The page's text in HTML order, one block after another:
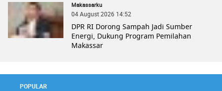
Makassarku
04 August 2026 14:52
DPR RI Dorong Sampah Jadi Sumber
Energi, Dukung Program Pemilahan
Makassar
POPULAR